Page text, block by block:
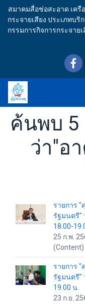
สมาคมสื่อช่อสะอาด เค
กระจายเสียง ประเภทบ
กรรมการกิจการกระจาย
ค้นพบ 5
ว่า"อ
รายการ "
รัฐมนตรี"
18.00-
25 ก.พ.
(Content)
รายการ "
รัฐมนตรี"
19.00 น.
23 ก.ย.